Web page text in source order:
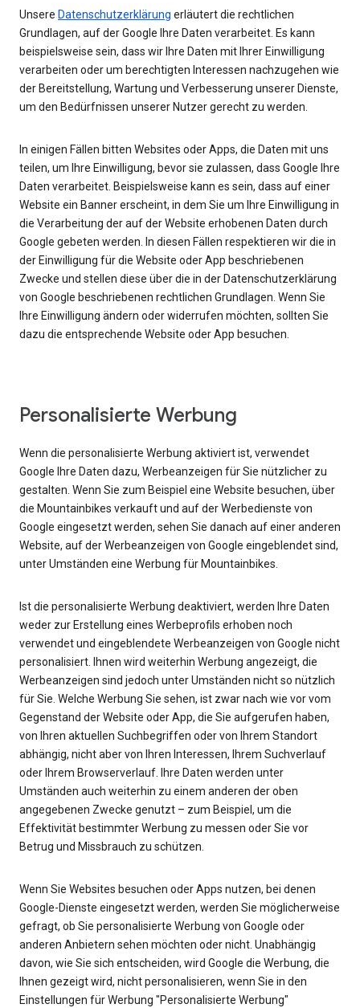
Unsere Datenschutzerklärung erläutert die rechtlichen
Grundlagen, auf der Google Ihre Daten verarbeitet. Es kann
beispielsweise sein, dass wir Ihre Daten mit Ihrer Einwilligung
verarbeiten oder um berechtigten Interessen nachzugehen wie
der Bereitstellung, Wartung und Verbesserung unserer Dienste,
um den Bedürfnissen unserer Nutzer gerecht zu werden.
In einigen Fällen bitten Websites oder Apps, die Daten mit uns
teilen, um Ihre Einwilligung, bevor sie zulassen, dass Google Ihre
Daten verarbeitet. Beispielsweise kann es sein, dass auf einer
Website ein Banner erscheint, in dem Sie um Ihre Einwilligung in
die Verarbeitung der auf der Website erhobenen Daten durch
Google gebeten werden. In diesen Fällen respektieren wir die in
der Einwilligung für die Website oder App beschriebenen
Zwecke und stellen diese über die in der Datenschutzerklärung
von Google beschriebenen rechtlichen Grundlagen. Wenn Sie
Ihre Einwilligung ändern oder widerrufen möchten, sollten Sie
dazu die entsprechende Website oder App besuchen.
Personalisierte Werbung
Wenn die personalisierte Werbung aktiviert ist, verwendet
Google Ihre Daten dazu, Werbeanzeigen für Sie nützlicher zu
gestalten. Wenn Sie zum Beispiel eine Website besuchen, über
die Mountainbikes verkauft und auf der Werbedienste von
Google eingesetzt werden, sehen Sie danach auf einer anderen
Website, auf der Werbeanzeigen von Google eingeblendet sind,
unter Umständen eine Werbung für Mountainbikes.
Ist die personalisierte Werbung deaktiviert, werden Ihre Daten
weder zur Erstellung eines Werbeprofils erhoben noch
verwendet und eingeblendete Werbeanzeigen von Google nicht
personalisiert. Ihnen wird weiterhin Werbung angezeigt, die
Werbeanzeigen sind jedoch unter Umständen nicht so nützlich
für Sie. Welche Werbung Sie sehen, ist zwar nach wie vor vom
Gegenstand der Website oder App, die Sie aufgerufen haben,
von Ihren aktuellen Suchbegriffen oder von Ihrem Standort
abhängig, nicht aber von Ihren Interessen, Ihrem Suchverlauf
oder Ihrem Browserverlauf. Ihre Daten werden unter
Umständen auch weiterhin zu einem anderen der oben
angegebenen Zwecke genutzt – zum Beispiel, um die
Effektivität bestimmter Werbung zu messen oder Sie vor
Betrug und Missbrauch zu schützen.
Wenn Sie Websites besuchen oder Apps nutzen, bei denen
Google-Dienste eingesetzt werden, werden Sie möglicherweise
gefragt, ob Sie personalisierte Werbung von Google oder
anderen Anbietern sehen möchten oder nicht. Unabhängig
davon, wie Sie sich entscheiden, wird Google die Werbung, die
Ihnen gezeigt wird, nicht personalisieren, wenn Sie in den
Einstellungen für Werbung "Personalisierte Werbung"